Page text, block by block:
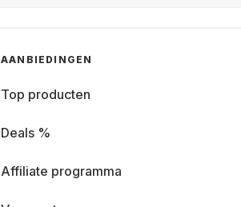
AANBIEDINGEN
Top producten
Deals %
Affiliate programma